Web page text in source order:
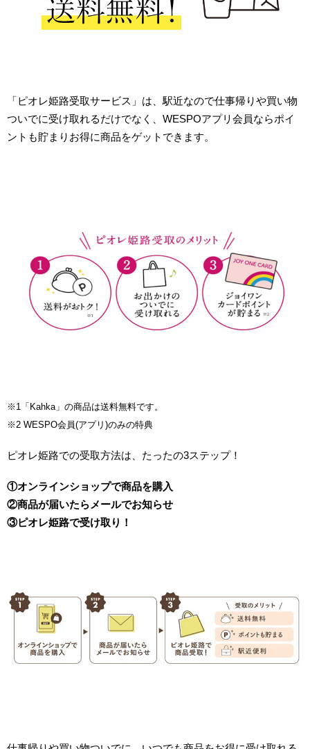
「ピオレ姫路受取サービス」は、駅近なので仕事帰りや買い物
ついでに受け取れるだけでなく、WESPOアプリ会員ならポイ
ントも貯まりお得に商品をゲットできます。
※1 「Kahka」の商品は送料無料です。
※2 WESPO会員(アプリ)のみの特典
ピオレ姫路での受取方法は、たったの3ステップ！
①オンラインショップで商品を購入
②商品が届いたらメールでお知らせ
③ピオレ姫路で受け取り！